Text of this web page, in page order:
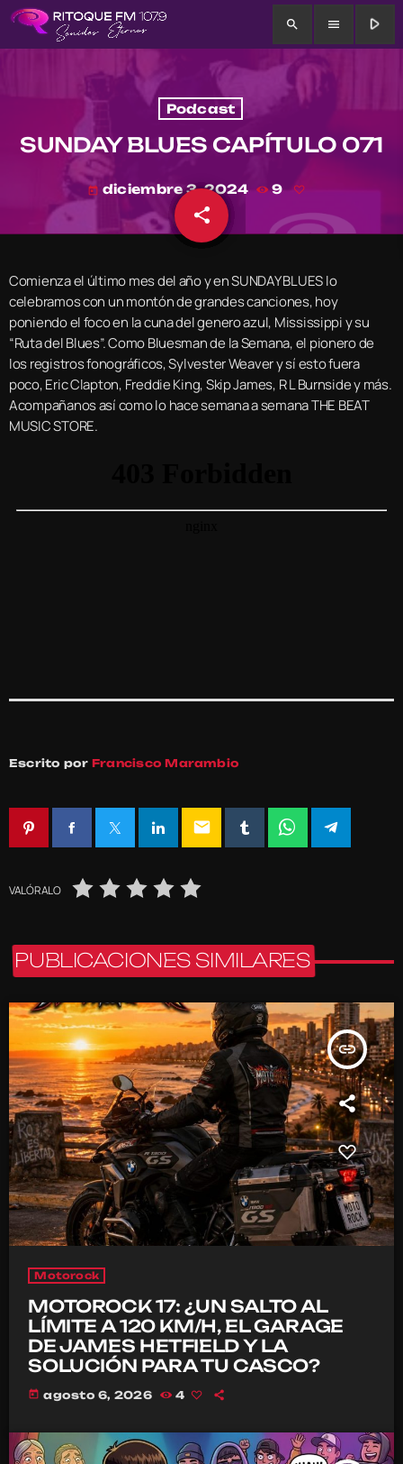
search menu play_arrow
Podcast
SUNDAY BLUES CAPÍTULO 071
today diciembre 3, 2024 9
share
email
Comienza el último mes del año y en SUNDAY BLUES lo
celebramos con un montón de grandes canciones, hoy
poniendo el foco en la cuna del genero azul, Mississippi y su
“Ruta del Blues”. Como Bluesman de la Semana, el pionero de
los registros fonográficos, Sylvester Weaver y sí esto fuera
poco, Eric Clapton, Freddie King, Skip James, R L Burnside y más.
Acompañanos así como lo hace semana a semana THE BEAT
MUSIC STORE.
Escrito por Francisco Marambio
email
VALÓRALO
PUBLICACIONES SIMILARES
insert_link
Motorock
MOTOROCK 17: ¿UN SALTO AL
LÍMITE A 120 KM/H, EL GARAGE
DE JAMES HETFIELD Y LA
SOLUCIÓN PARA TU CASCO?
today agosto 6, 2026 4